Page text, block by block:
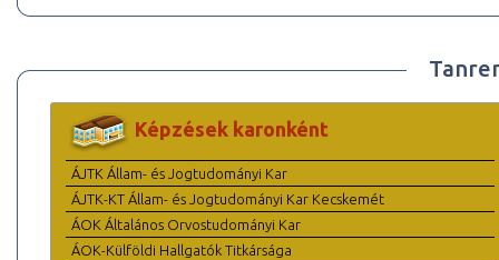
Képzések karonként
ÁJTK Állam- és Jogtudományi Kar
ÁJTK-KT Állam- és Jogtudományi Kar Kecskemét
ÁOK Általános Orvostudományi Kar
ÁOK-Külföldi Hallgatók Titkársága